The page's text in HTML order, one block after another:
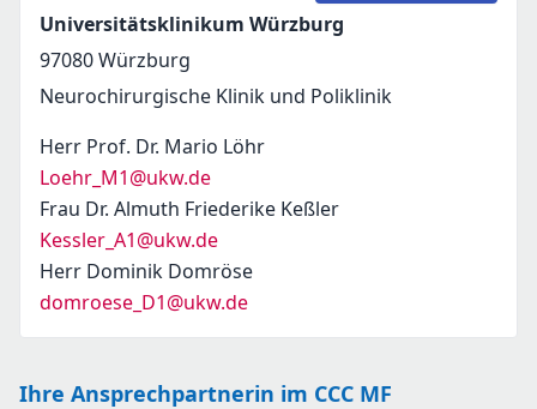
Universitätsklinikum Würzburg
97080Würzburg
Neurochirurgische Klinik und Poliklinik
Herr Prof. Dr. Mario Löhr
Loehr_M1@ukw.de
Frau Dr. Almuth Friederike Keßler
Kessler_A1@ukw.de
Herr Dominik Domröse
domroese_D1@ukw.de
Ihre Ansprechpartnerin im CCC MF